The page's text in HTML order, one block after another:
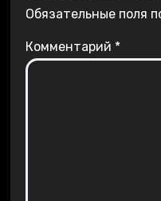
Обязательные поля
Комментарий *